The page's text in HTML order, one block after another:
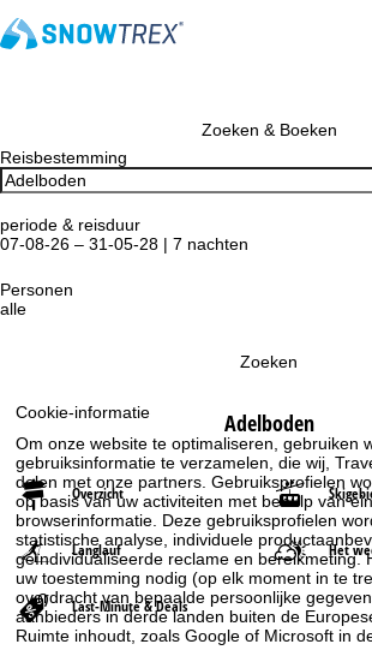
Cookie-informatie
Om onze website te optimaliseren, gebruiken
gebruiksinformatie te verzamelen, die wij,
delen met onze partners. Gebruiksprofielen
op basis van uw activiteiten met behulp van
browserinformatie. Deze gebruiksprofielen
statistische analyse, individuele
geïndividualiseerde reclame en bereikmeting.
uw toestemming nodig (op elk moment in te
overdracht van bepaalde persoonlijke
aanbieders in derde landen buiten de
Ruimte inhoudt, zoals Google of Microsoft in
Zoeken & Boeken
Reisbestemming
periode & reisduur
07-08-26 – 31-05-28 | 7 nachten
Personen
alle
Zoeken
Adelboden
Overzicht
Langlauf Het
Last-Minute & Deals